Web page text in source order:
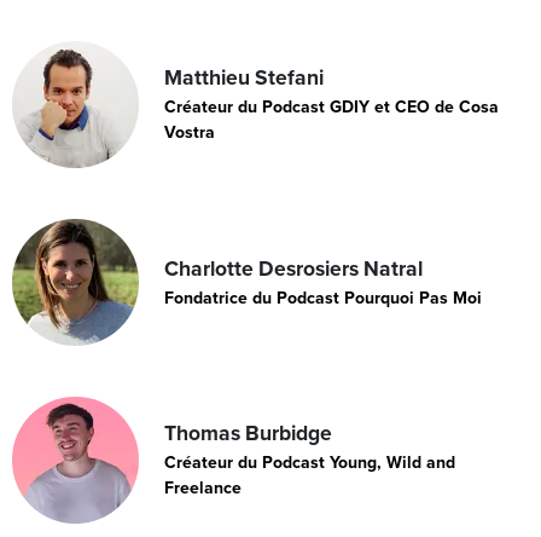
Matthieu Stefani
Créateur du Podcast GDIY et CEO de Cosa
Vostra
Charlotte Desrosiers Natral
Fondatrice du Podcast Pourquoi Pas Moi
Thomas Burbidge
Créateur du Podcast Young, Wild and
Freelance